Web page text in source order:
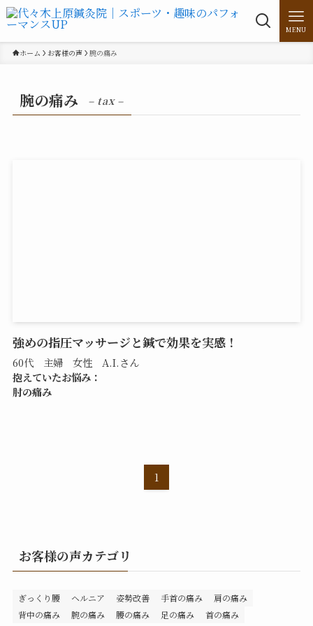
MENU
ホーム お客様の声 腕の痛み
腕の痛み – tax –
強めの指圧マッサージと鍼で効果を実感！
60代 主婦 女性 A.I.さん
抱えていたお悩み：
肘の痛み
1
お客様の声カテゴリ
ぎっくり腰 ヘルニア 姿勢改善 手首の痛み
肩の痛み
背中の痛み
腕の痛み 腰の痛み 足の痛み 首の痛み